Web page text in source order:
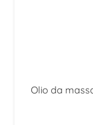
Olio da